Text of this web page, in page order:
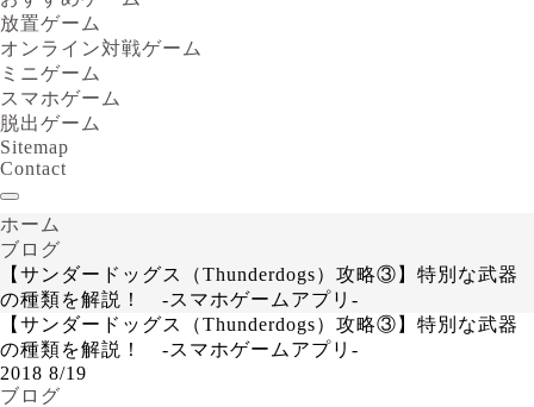
放置ゲーム
オンライン対戦ゲーム
ミニゲーム
スマホゲーム
脱出ゲーム
Sitemap
Contact
ホーム
ブログ
【サンダードッグス（Thunderdogs）攻略③】特別な武器
の種類を解説！ -スマホゲームアプリ-
【サンダードッグス（Thunderdogs）攻略③】特別な武器
の種類を解説！ -スマホゲームアプリ-
2018 8/19
ブログ